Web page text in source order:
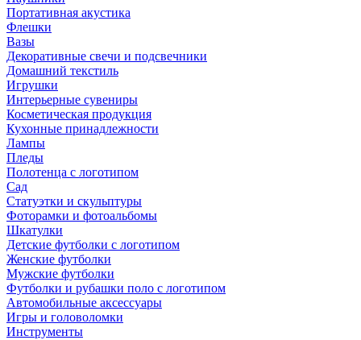
Портативная акустика
Флешки
Вазы
Декоративные свечи и подсвечники
Домашний текстиль
Игрушки
Интерьерные сувениры
Косметическая продукция
Кухонные принадлежности
Лампы
Пледы
Полотенца с логотипом
Сад
Статуэтки и скульптуры
Фоторамки и фотоальбомы
Шкатулки
Детские футболки с логотипом
Женские футболки
Мужские футболки
Футболки и рубашки поло с логотипом
Автомобильные аксессуары
Игры и головоломки
Инструменты